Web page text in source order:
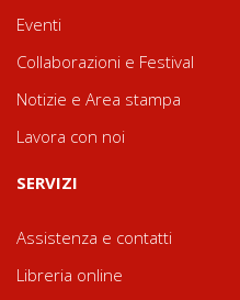
Eventi
Collaborazioni e Festival
Notizie e Area stampa
Lavora con noi
SERVIZI
Assistenza e contatti
Libreria online